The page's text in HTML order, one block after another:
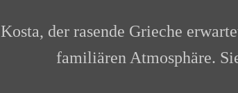
Kosta, der rasende Grieche
familiären Atmosphäre.